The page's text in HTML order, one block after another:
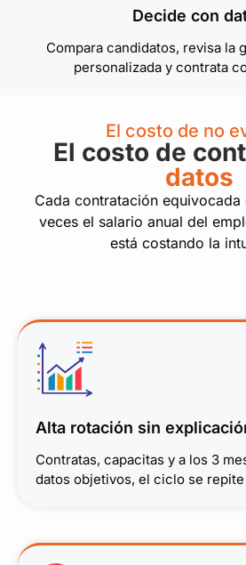
Decide con
Compara candidatos, revisa la
personalizada y contrata
El costo de no
El costo de
datos
Cada contratación equivocada
veces el salario anual del
está costando la
Alta rotación sin
Contratas, capacitas y a los 3
datos objetivos, el ciclo se repite